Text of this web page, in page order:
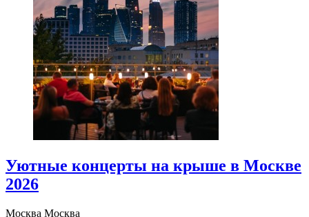
Уютные концерты на крыше в Москве
2026
Москва Москва